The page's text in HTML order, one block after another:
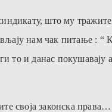
што му
нам чак питање : “
и данас покушавају
своја законска